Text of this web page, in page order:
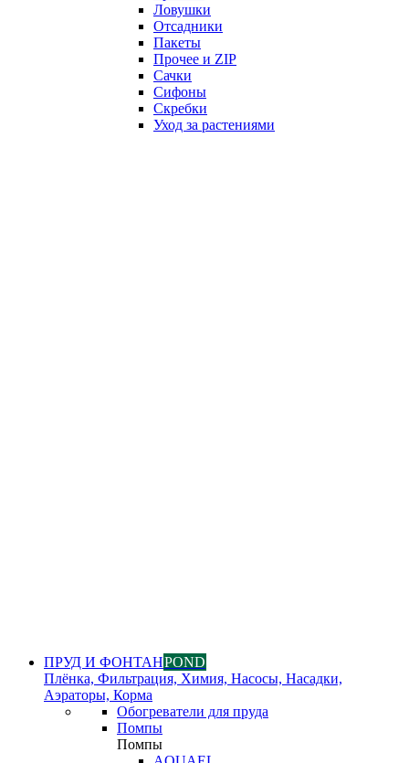
Ловушки
Отсадники
Пакеты
Прочее и ZIP
Сачки
Сифоны
Скребки
Уход за растениями
ПРУД И ФОНТАНPOND
Плёнка, Фильтрация, Химия, Насосы, Насадки,
Аэраторы, Корма
Обогреватели для пруда
Помпы
Помпы